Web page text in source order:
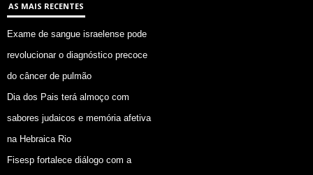
AS MAIS RECENTES
Exame de sangue israelense pode
revolucionar o diagnóstico precoce
do câncer de pulmão
Dia dos Pais terá almoço com
sabores judaicos e memória afetiva
na Hebraica Rio
Fisesp fortalece diálogo com a